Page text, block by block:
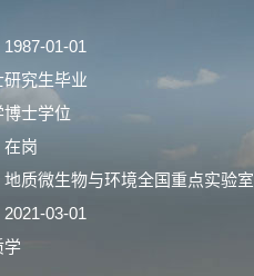
01-01
究生毕业
博士学位
在岗
地质微生物与环境全国重点实验室
03-01
学